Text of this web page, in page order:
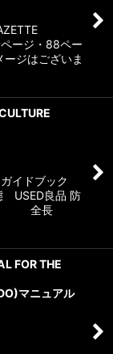
ージ・88ペー
ジはございま
イドブック
USED良品 防
全長
FOR THE
マニュアル